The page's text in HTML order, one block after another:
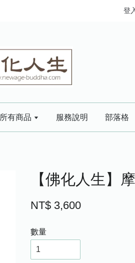
登
所有商品 服務說明 部落格
【佛化人生】
NT$ 3,600
數量